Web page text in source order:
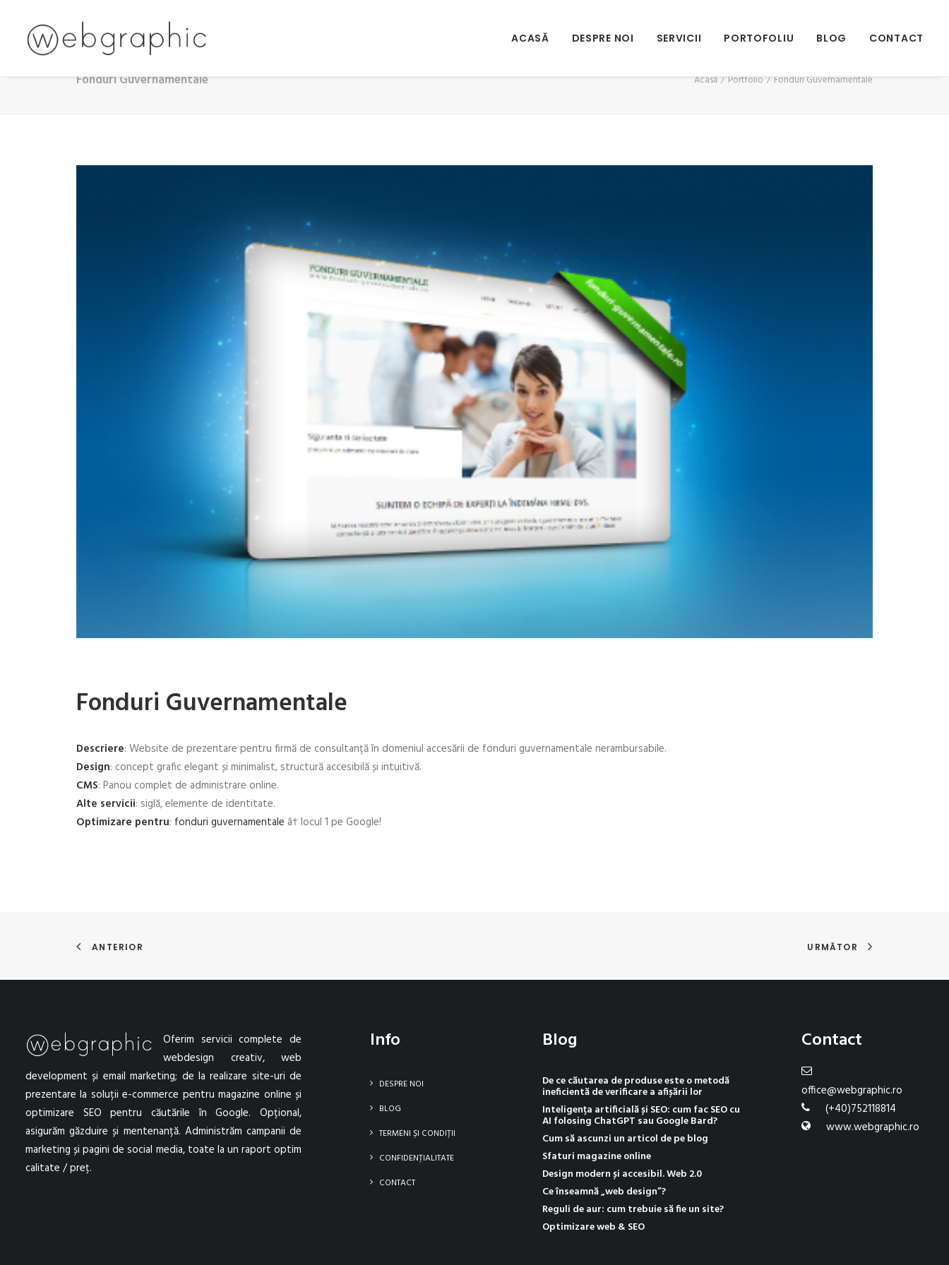
ACASĂ DESPRE NOI SERVICII PORTOFOLIU BLOG CONTACT
Fonduri Guvernamentale Acasă Portfolio Fonduri Guvernamentale
Fonduri Guvernamentale
Descriere: Website de prezentare pentru firmă de consultanță în domeniul accesării de fonduri guvernamentale nerambursabile.
Design: concept grafic elegant și minimalist, structură accesibilă și intuitivă.
CMS: Panou complet de administrare online.
Alte servicii: siglă, elemente de identitate.
Optimizare pentru: fonduri guvernamentale â† locul 1 pe Google!
ANTERIOR URMĂTOR
Oferim servicii complete de
webdesign creativ, web
development și email marketing; de larealizare site-uri de
prezentare la soluții e-commerce pentru magazine online și
optimizare SEO pentru căutările în Google. Opțional,
asigurăm găzduire și mentenanță. Administrăm campanii de
marketing și pagini de social media, toate la un raport optim
calitate / preț.
Info
DESPRE NOI
BLOG
TERMENI ȘI CONDIȚII
CONFIDENȚIALITATE
CONTACT
Blog
De ce căutarea de produse este o metodă
ineficientă de verificare a afișării lor
Inteligența artificială și SEO: cum fac SEO cu
AI folosing ChatGPT sau Google Bard?
Cum să ascunzi un articol de pe blog
Sfaturi magazine online
Design modern și accesibil. Web 2.0
Ce înseamnă „web design”?
Reguli de aur: cum trebuie să fie un site?
Optimizare web & SEO
Contact
office@webgraphic.ro
(+40)752118814
www.webgraphic.ro